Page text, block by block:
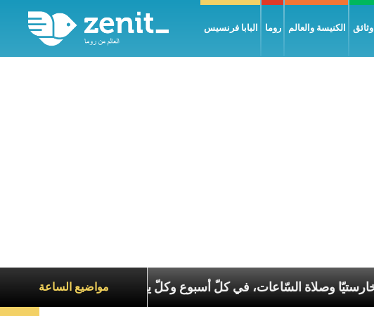
البابا فرنسيس روما الكنيسة والعالم وثائق
مواضيع الساعة
الإفخارستيّا وصلاة السّاعات، في كلّ أسبوع وكلّ يوم، هما النَّفَس